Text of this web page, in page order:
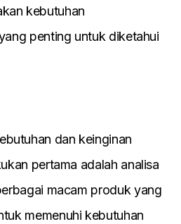
kebutuhan
penting untuk diketahui
dan keinginan
pertama adalah analisa
macam produk yang
memenuhi kebutuhan